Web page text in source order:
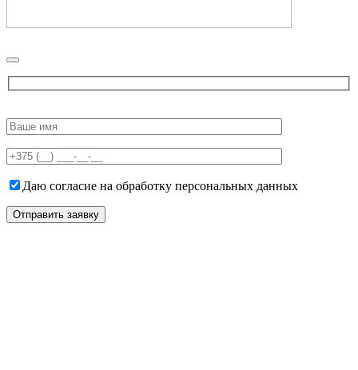
leave
field
empty.
Даю согласие на обработку персональных данных